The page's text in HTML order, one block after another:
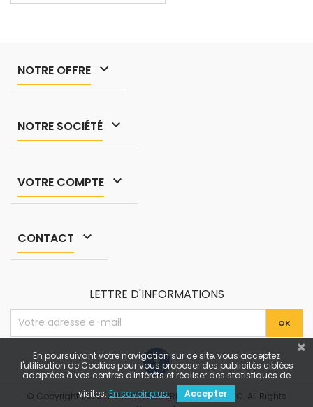
kgDocumentation technique
NOTRE OFFRE 
NOTRE SOCIÉTÉ 
VOTRE COMPTE 
CONTACT 
LETTRE D'INFORMATIONS
© Copyright 2026 LA BOUTIK SOLAIRE by TROPIK ELEC. All Rights
En poursuivant votre navigation sur ce site, vous acceptez
l'utilisation de Cookies pour vous proposer des publicités ciblées
adaptées à vos centres d'intérêts et réaliser des statistiques de
visites. En savoir plus. Accepter